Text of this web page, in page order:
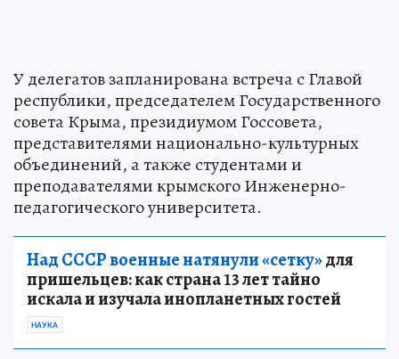
У делегатов запланирована встреча с Главой
республики, председателем Государственного
совета Крыма, президиумом Госсовета,
представителями национально-культурных
объединений, а также студентами и
преподавателями крымского Инженерно-
педагогического университета.
Над СССР военные натянули «сетку»для
пришельцев: как страна 13 лет тайно
искала и изучала инопланетных гостей
НАУКА